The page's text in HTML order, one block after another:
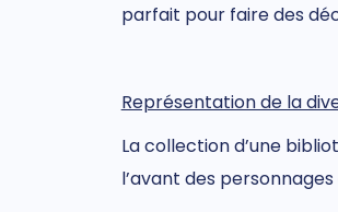
parfait pour faire des
Représentation de la
La collection d’une
l’avant des